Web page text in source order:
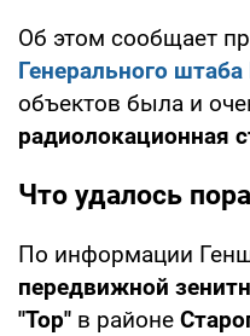
Об этом сообщает
Генерального
объектов была и
радиолокационная
Что удалось
По информации
передвижной
"Тор" в районе